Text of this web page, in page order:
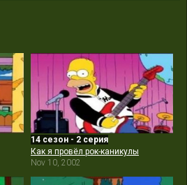
14 сезон - 2 серия
Как я провёл рок-каникулы
Nov 10, 2002